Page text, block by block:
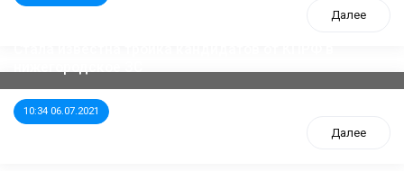
Далее
10:34 06.07.2021
Далее